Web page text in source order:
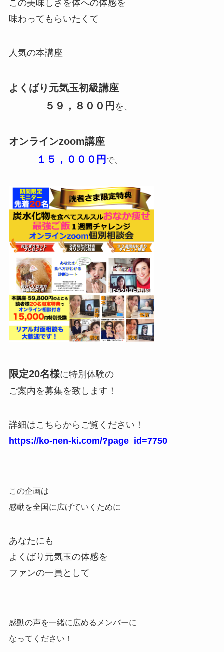
この美味しさを体への体感を
味わってもらいたくて
人気の本講座
よくばり元気玉初級講座
５９，８００円 を、
オンラインzoom講座
１５，０００円 で、
限定20名様に特別体験の
ご案内を募集を致します！
詳細はこちらからご覧ください！
https://ko-nen-ki.com/?page_id=7750
この企画は
感動を全国に広げていくために
あなたにも
よくばり元気玉の体感を
ファンの一員として
感動の声を一緒に広めるメンバーに
なってください！